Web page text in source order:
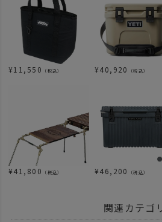
¥11,550 （税込） ¥40,920 （税込）
¥41,800 （税込） ¥46,200 （税込）
関連カテゴ